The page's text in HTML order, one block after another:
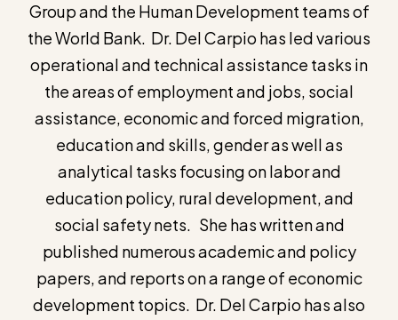
Group and the Human Development teams of
the World Bank. Dr. Del Carpio has led various
operational and technical assistance tasks in
the areas of employment and jobs, social
assistance, economic and forced migration,
education and skills, gender as well as
analytical tasks focusing on labor and
education policy, rural development, and
social safety nets. She has written and
published numerous academic and policy
papers, and reports on a range of economic
development topics. Dr. Del Carpio has also